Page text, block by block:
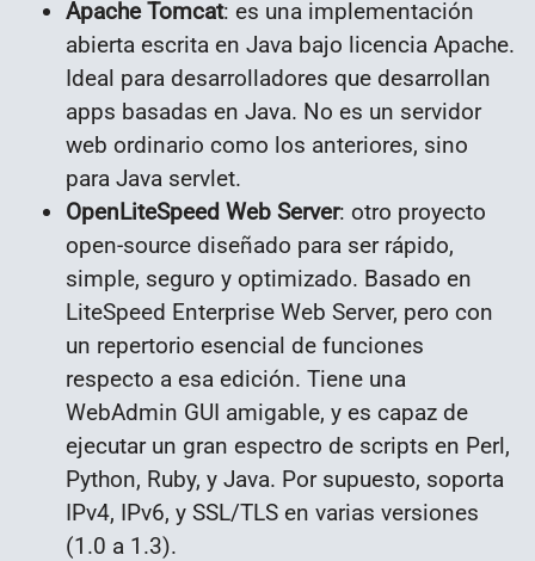
Apache Tomcat: es una implementación
abierta escrita en Java bajo licencia Apache.
Ideal para desarrolladores que desarrollan
apps basadas en Java. No es un servidor
web ordinario como los anteriores, sino
para Java servlet.
OpenLiteSpeed Web Server: otro proyecto
open-source diseñado para ser rápido,
simple, seguro y optimizado. Basado en
LiteSpeed Enterprise Web Server, pero con
un repertorio esencial de funciones
respecto a esa edición. Tiene una
WebAdmin GUI amigable, y es capaz de
ejecutar un gran espectro de scripts en Perl,
Python, Ruby, y Java. Por supuesto, soporta
IPv4, IPv6, y SSL/TLS en varias versiones
(1.0 a 1.3).